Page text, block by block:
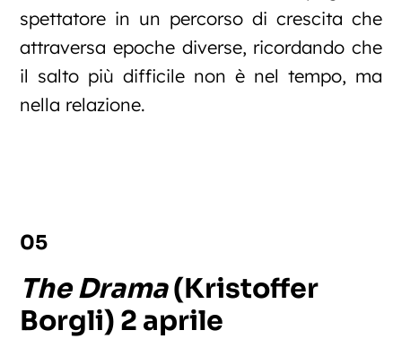
spettatore in un percorso di crescita che
attraversa epoche diverse, ricordando che
il salto più difficile non è nel tempo, ma
nella relazione.
05
The Drama(Kristoffer
Borgli) 2 aprile